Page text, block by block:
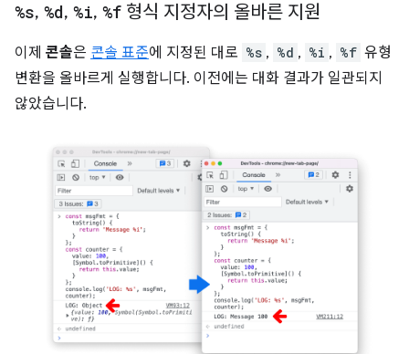
%s, %d, %i, %f 형식 지정자의 올바른 지원
이제 콘솔은 콘솔 표준에 지정된 대로 %s , %d , %i , %f 유형
변환을 올바르게 실행합니다. 이전에는 대화 결과가 일관되지
않았습니다.